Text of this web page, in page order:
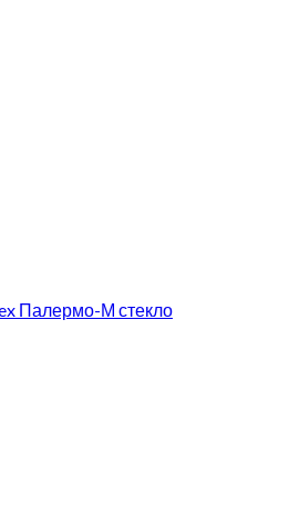
Палермо-М стекло